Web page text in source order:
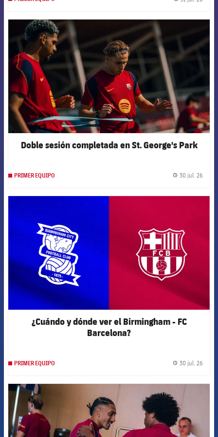
FCB Barcelona badge
Doble sesión completada en St. George's Park
PRIMER EQUIPO 30 jul. 26
¿Cuándo y dónde ver el Birmingham - FC
Barcelona?
PRIMER EQUIPO 30 jul. 26